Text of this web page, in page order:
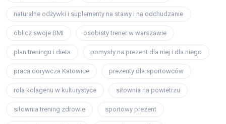
naturalne odżywki i suplementy na stawy i na odchudzanie
oblicz swoje BMI osobisty trener w warszawie
plan treningu i dieta pomysły na prezent dla niej i dla niego
praca dorywcza Katowice prezenty dla sportowców
rola kolagenu w kulturystyce siłownia na powietrzu
siłownia trening zdrowie sportowy prezent